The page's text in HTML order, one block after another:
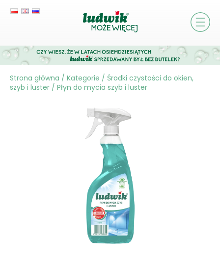
Strona główna / Kategorie / Środki czystości do okien,
szyb i luster / Płyn do mycia szyb i luster